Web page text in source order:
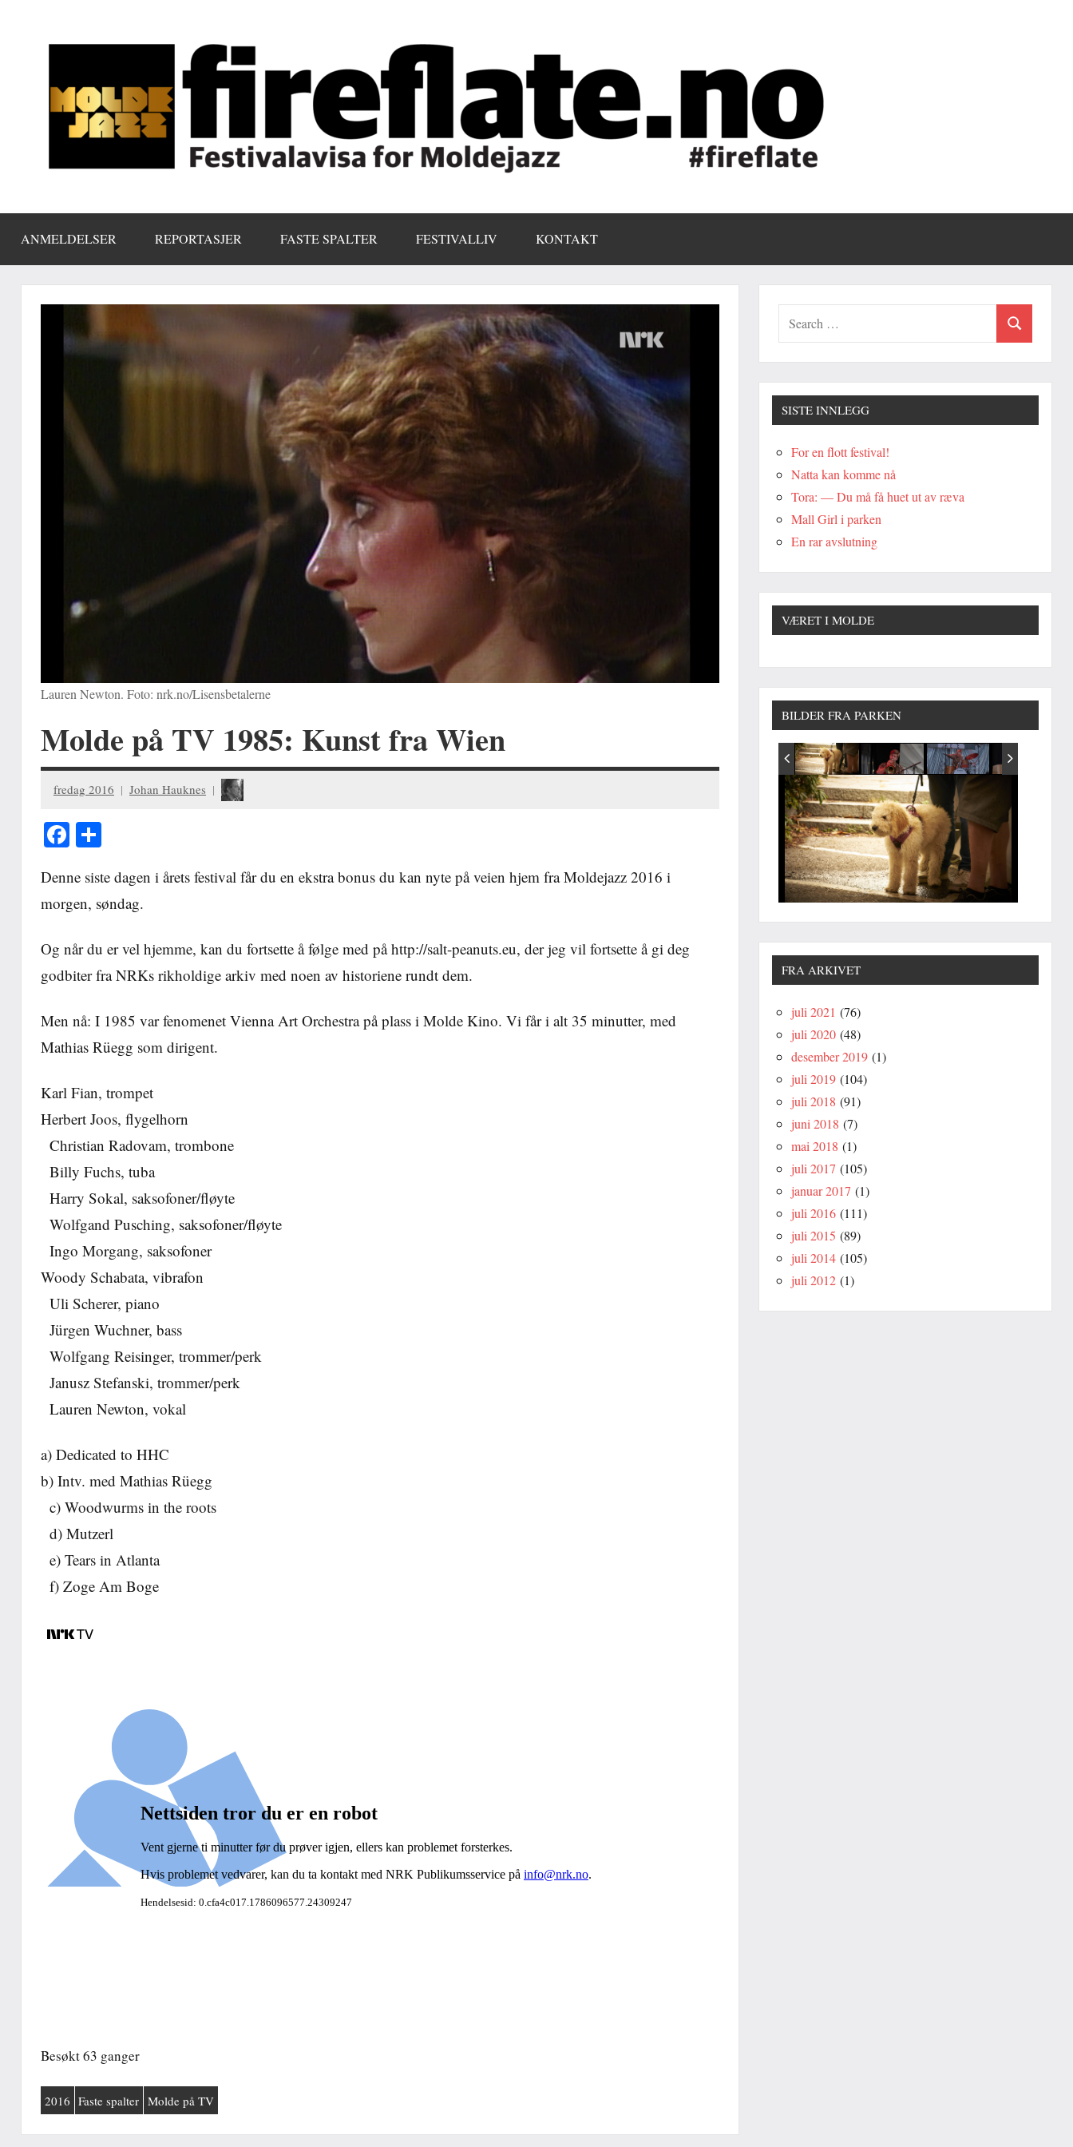
ANMELDELSER REPORTASJER FASTE SPALTER FESTIVALLIV KONTAKT
Lauren Newton. Foto: nrk.no/Lisensbetalerne
Molde på TV 1985: Kunst fra Wien
fredag 2016 Johan Hauknes
Facebook
Denne siste dagen i årets festival får du en ekstra bonus du kan nyte på veien hjem fra Moldejazz 2016 i
morgen, søndag.
Og når du er vel hjemme, kan du fortsette å følge med på http://salt-peanuts.eu, der jeg vil fortsette å gi deg
godbiter fra NRKs rikholdige arkiv med noen av historiene rundt dem.
Men nå: I 1985 var fenomenet Vienna Art Orchestra på plass i Molde Kino. Vi får i alt 35 minutter, med
Mathias Rüegg som dirigent.
Karl Fian, trompet
Herbert Joos, flygelhorn
Christian Radovam, trombone
Billy Fuchs, tuba
Harry Sokal, saksofoner/fløyte
Wolfgand Pusching, saksofoner/fløyte
Ingo Morgang, saksofoner
Woody Schabata, vibrafon
Uli Scherer, piano
Jürgen Wuchner, bass
Wolfgang Reisinger, trommer/perk
Janusz Stefanski, trommer/perk
Lauren Newton, vokal
a) Dedicated to HHC
b) Intv. med Mathias Rüegg
c) Woodwurms in the roots
d) Mutzerl
e) Tears in Atlanta
f) Zoge Am Boge
Besøkt 63 ganger
2016 Faste spalter Molde på TV
SISTE INNLEGG
For en flott festival!
Natta kan komme nå
Tora: — Du må få huet ut av ræva
Mall Girl i parken
En rar avslutning
VÆRET I MOLDE
BILDER FRA PARKEN
FRA ARKIVET
juli 2021 (76)
juli 2020 (48)
desember 2019 (1)
juli 2019 (104)
juli 2018 (91)
juni 2018 (7)
mai 2018 (1)
juli 2017 (105)
januar 2017 (1)
juli 2016 (111)
juli 2015 (89)
juli 2014 (105)
juli 2012 (1)